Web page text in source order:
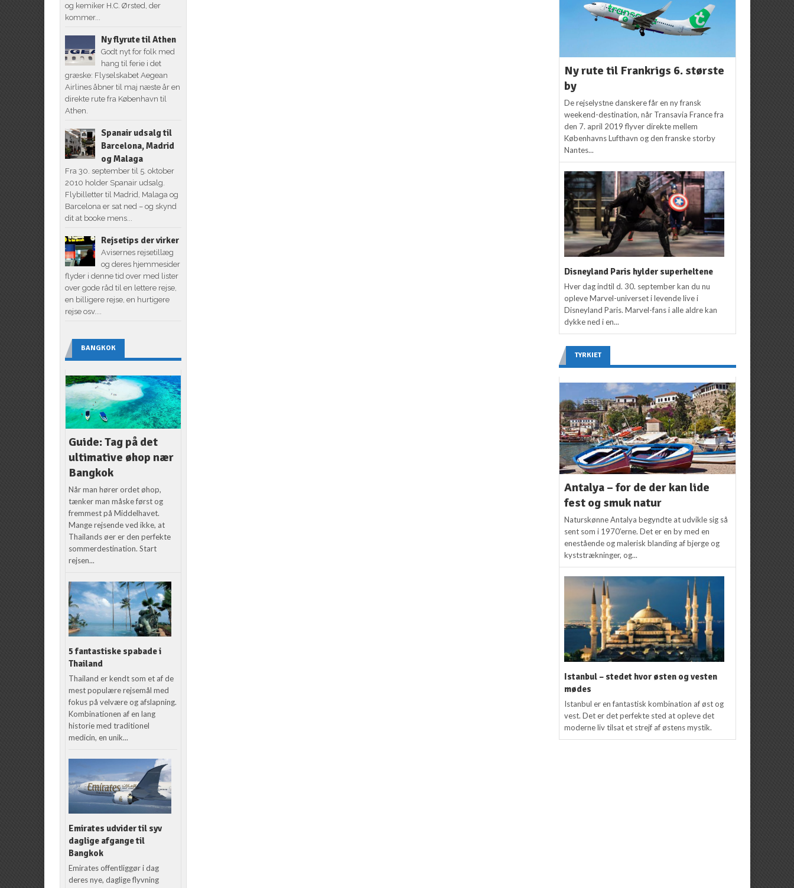
og kemiker H.C. Ørsted, der
kommer...
Ny flyrute til Athen
Godt nyt for folk med
hang til ferie i det
græske: Flyselskabet Aegean
Airlines åbner til maj næste år en
direkte rute fra København til
Athen.
Spanair udsalg til
Barcelona, Madrid
og Malaga
Fra 30. september til 5. oktober
2010 holder Spanair udsalg.
Flybilletter til Madrid, Malaga og
Barcelona er sat ned – og skynd
dit at booke mens...
Rejsetips der virker
Avisernes rejsetillæg
og deres hjemmesider
flyder i denne tid over med lister
over gode råd til en lettere rejse,
en billigere rejse, en hurtigere
rejse osv....
BANGKOK
Guide: Tag på det
ultimative øhop nær
Bangkok
Når man hører ordet øhop,
tænker man måske først og
fremmest på Middelhavet.
Mange rejsende ved ikke, at
Thailands øer er den perfekte
sommerdestination. Start
rejsen...
5 fantastiske spabade i
Thailand
Thailand er kendt som et af de
mest populære rejsemål med
fokus på velvære og afslapning.
Kombinationen af en lang
historie med traditionel
medicin, en unik...
Emirates udvider til syv
daglige afgange til
Bangkok
Emirates offentliggør i dag
deres nye, daglige flyvning
Ny rute til Frankrigs 6. største
by
De rejselystne danskere får en ny fransk
weekend-destination, når Transavia France fra
den 7. april 2019 flyver direkte mellem
Københavns Lufthavn og den franske storby
Nantes...
Disneyland Paris hylder superheltene
Hver dag indtil d. 30. september kan du nu
opleve Marvel-universet i levende live i
Disneyland Paris. Marvel-fans i alle aldre kan
dykke ned i en...
TYRKIET
Antalya – for de der kan lide
fest og smuk natur
Naturskønne Antalya begyndte at udvikle sig så
sent som i 1970’erne. Det er en by med en
enestående og malerisk blanding af bjerge og
kyststrækninger, og...
Istanbul – stedet hvor østen og vesten
mødes
Istanbul er en fantastisk kombination af øst og
vest. Det er det perfekte sted at opleve det
moderne liv tilsat et strejf af østens mystik.